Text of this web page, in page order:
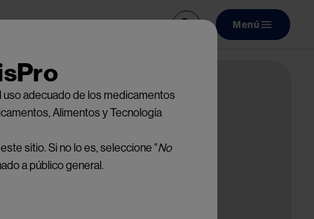
Main
Menú
uso adecuado de los medicamentos
Alimentos y Tecnología
sitio. Si no lo es, seleccione "No
a público general.